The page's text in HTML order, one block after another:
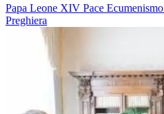
Papa Leone XIV Pace Ecumenismo
Preghiera